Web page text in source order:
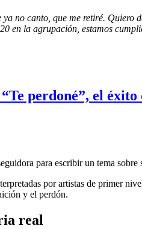
no canto, que me retiré. Quiero
en la agrupación, estamos
perdoné”, el
para escribir un tema
por artistas de primer
y el perdón.
real